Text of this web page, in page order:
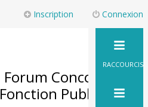
Connexion
Inscription
Forum Concours
Fonction Publique
RACCOURCIS